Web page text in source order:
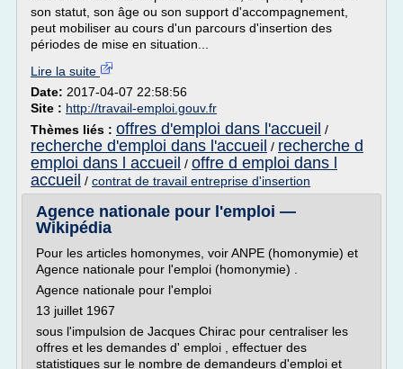
son statut, son âge ou son support d'accompagnement,
peut mobiliser au cours d'un parcours d'insertion des
périodes de mise en situation...
Lire la suite
Date: 2017-04-07 22:58:56
Site : http://travail-emploi.gouv.fr
Thèmes liés : offres d'emploi dans l'accueil /
recherche d'emploi dans l'accueil / recherche d
emploi dans l accueil / offre d emploi dans l
accueil / contrat de travail entreprise d'insertion
Agence nationale pour l'emploi —
Wikipédia
Pour les articles homonymes, voir ANPE (homonymie) et
Agence nationale pour l'emploi (homonymie) .
Agence nationale pour l'emploi
13 juillet 1967
sous l'impulsion de Jacques Chirac pour centraliser les
offres et les demandes d' emploi , effectuer des
statistiques sur le nombre de demandeurs d'emploi et